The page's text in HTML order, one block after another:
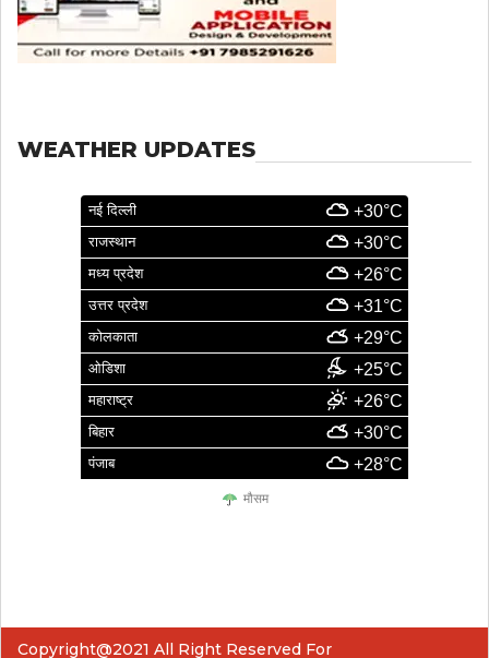
WEATHER UPDATES
नई दिल्ली +30°C
राजस्थान +30°C
मध्य प्रदेश +26°C
उत्तर प्रदेश +31°C
कोलकाता +29°C
ओडिशा +25°C
महाराष्ट्र +26°C
बिहार +30°C
पंजाब +28°C
मौसम
Copyright@2021 All Right Reserved For